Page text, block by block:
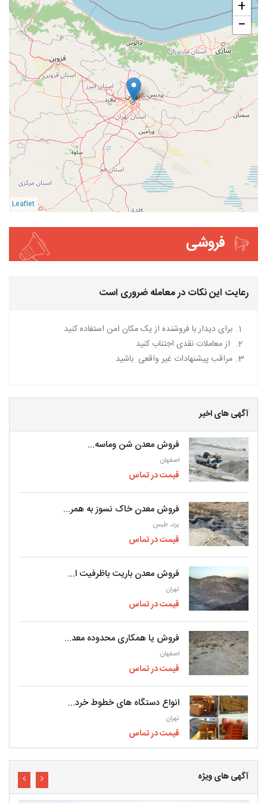
+
−
Leaflet
فروشی
رعایت این نکات در معامله ضروری است
برای دیدار با فروشنده از یک مکان امن استفاده کنید
از معاملات نقدی اجتناب کنید
مراقب پیشنهادات غیر واقعی باشید
آگهی های اخیر
فروش معدن شن وماسه...
اصفهان
قیمت در تماس
فروش معدن خاک نسوز به همر...
یزد، طبس
قیمت در تماس
فروش معدن باریت باظرفیت ا...
تهران
قیمت در تماس
فروش یا همکاری محدوده معد...
اصفهان
قیمت در تماس
انواع دستگاه های خطوط خرد...
تهران
قیمت در تماس
آگهی های ویژه